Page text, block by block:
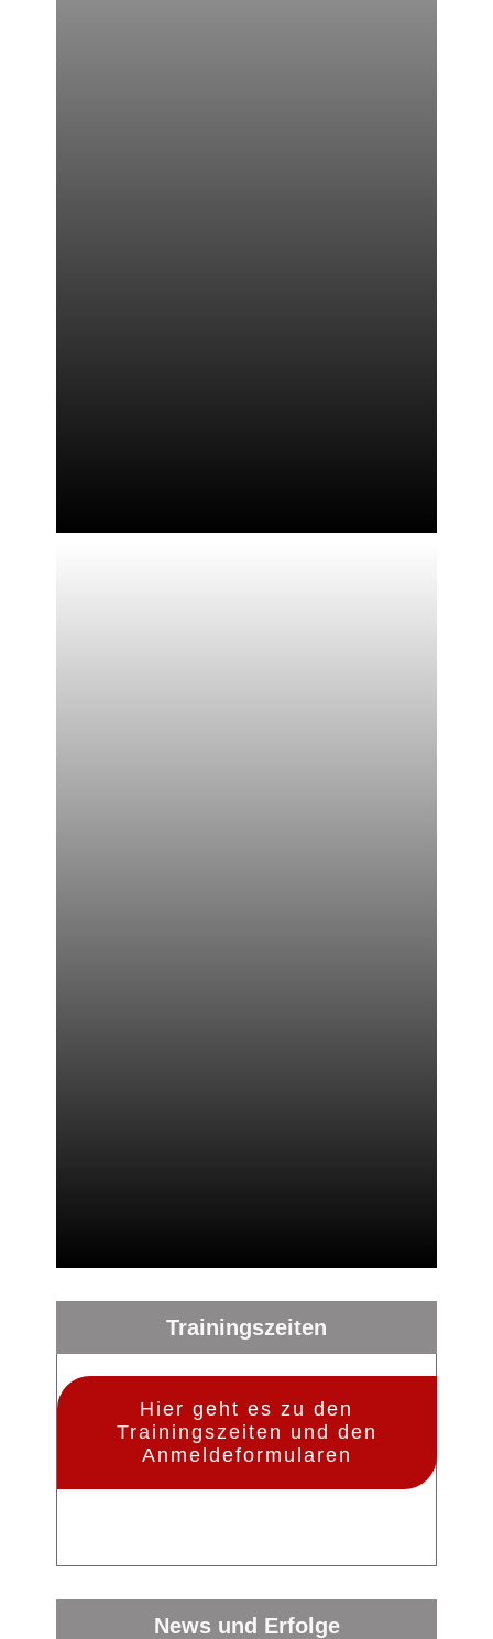
Trainingszeiten
Hier geht es zu den
Trainingszeiten und den
Anmeldeformularen
News und Erfolge